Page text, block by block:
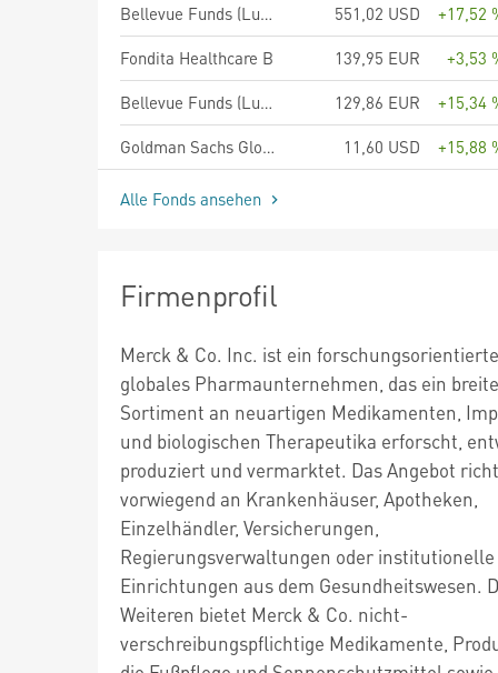
Bellevue Funds (Lux) - Bellevue Obesity Solutions B USD - Accumulating
551,02 USD
+17,52
Fondita Healthcare B
139,95 EUR
+3,53
Bellevue Funds (Lux) - Diversified Healthcare B EUR - Accumulating
129,86 EUR
+15,34
Goldman Sachs Global Future Health Care Equity Portfolio Class R Shares (Acc.)
11,60 USD +15,88
Alle Fonds ansehen
Firmenprofil
Merck & Co. Inc. ist ein
globales Pharmaunternehmen, das ein
Sortiment an neuartigen Medikamenten,
und biologischen Therapeutika erforscht,
produziert und vermarktet. Das Angebot
vorwiegend an Krankenhäuser, Apotheken,
Einzelhändler, Versicherungen,
Regierungsverwaltungen oder institutionelle
Einrichtungen aus dem Gesundheitswesen.
Weiteren bietet Merck & Co. nicht-
verschreibungspflichtige Medikamente,